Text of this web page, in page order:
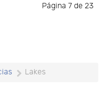
Página 7 de 23
Lakes